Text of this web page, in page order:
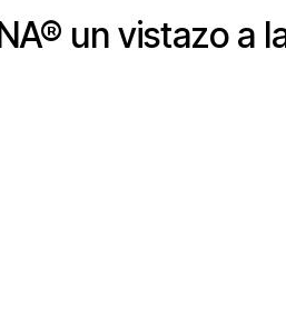
un vistazo a